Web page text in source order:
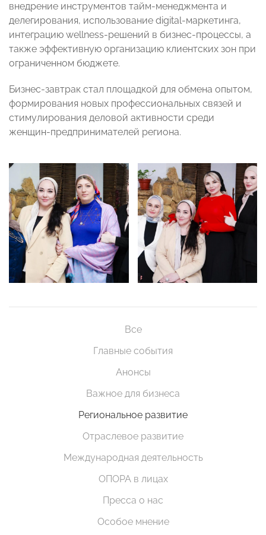
внедрение инструментов тайм-менеджмента и
делегирования, использование digital-маркетинга,
интеграцию wellness-решений в бизнес-процессы, а
также эффективную организацию клиентских зон при
ограниченном бюджете.
Бизнес-завтрак стал площадкой для обмена опытом,
формирования новых профессиональных связей и
стимулирования деловой активности среди
женщин-предпринимателей региона.
Все
Главные события
Анонсы
Важное для бизнеса
Региональное развитие
Отраслевое развитие
Международная деятельность
ОПОРА в лицах
Пресса о нас
Особое мнение